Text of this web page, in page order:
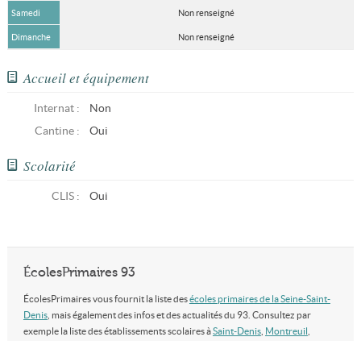
Samedi Non renseigné
Dimanche Non renseigné
Accueil et équipement
Internat :
Non
Cantine :
Oui
Scolarité
CLIS: Oui
ÉcolesPrimaires 93
ÉcolesPrimaires vous fournit la liste desécoles primaires de la Seine-Saint-
Denis, mais également des infos et des actualités du 93. Consultez par
exemple la liste des établissements scolaires àSaint-Denis, Montreuil